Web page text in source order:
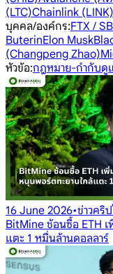
(LTC)Chainlink (LINK)
บุคคล/องค์กร:FTX /
ButerinElon Musk
(Changpeng Zhao)
หัวข้อ:กฎหมาย-กำกับดู
16 June 2026•ข่าวคริ
BitMine ช้อนซื้อ ETH
แตะ 1 หมื่นล้านดอลลาร์